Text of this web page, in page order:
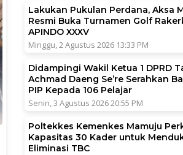
Lakukan Pukulan Perdana, Aksa
Resmi Buka Turnamen Golf
APINDO XXXV
Minggu, 2 Agustus 2026 13:33 PM
Didampingi Wakil Ketua 1 DPRD
Achmad Daeng Se’re Serahkan
PIP Kepada 106 Pelajar
Senin, 3 Agustus 2026 20:55 PM
Poltekkes Kemenkes Mamuju
Kapasitas 30 Kader untuk
Eliminasi TBC